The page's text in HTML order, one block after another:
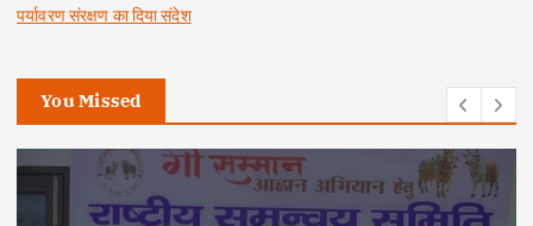
पर्यावरण संरक्षण का दिया संदेश
You Missed